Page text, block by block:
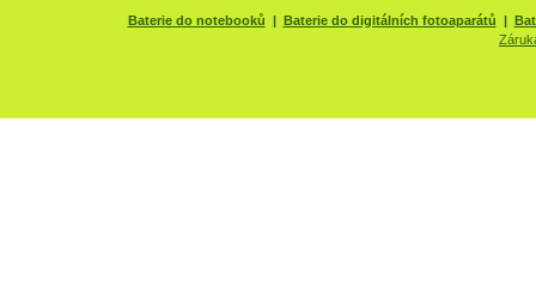
Baterie do notebooků | Baterie do digitálních fotoaparátů |